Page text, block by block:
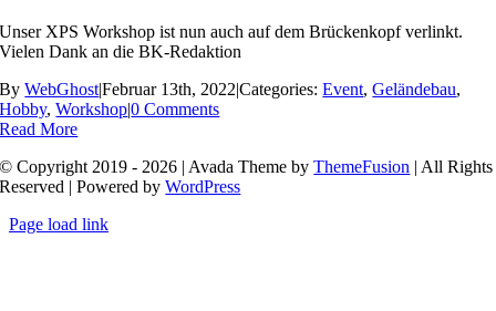
Unser XPS Workshop ist nun auch auf dem Brückenkopf verlinkt.
Vielen Dank an die BK-Redaktion
ByWebGhost|Februar 13th, 2022|Categories:Event,Geländebau,
Hobby,Workshop|0 Comments
Read More
© Copyright 2019 - 2026 | Avada Theme byThemeFusion | All Rights
Reserved | Powered byWordPress
Page load link